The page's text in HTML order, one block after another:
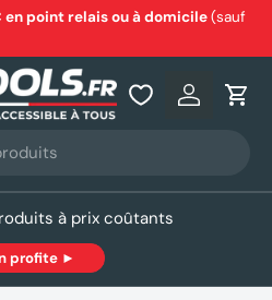
point relais ou à domicile(sauf
Se
à prix coûtants
profite ►